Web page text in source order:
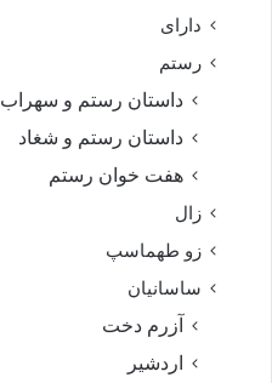
دارای
رستم
داستان رستم و سهراب
داستان رستم و شغاد
هفت خوان رستم‏
زال
زو طهماسپ‏
ساسانیان
آزرم دخت
اردشیر